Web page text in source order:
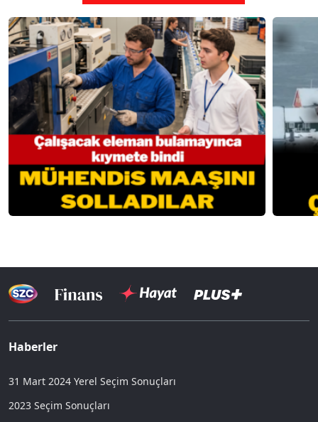
Haberler
31 Mart 2024 Yerel Seçim Sonuçları
2023 Seçim Sonuçları